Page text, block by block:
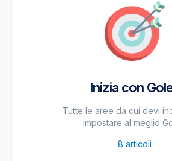
Inizia con
Tutte le aree da cui devi
impostare al meglio
8 articoli